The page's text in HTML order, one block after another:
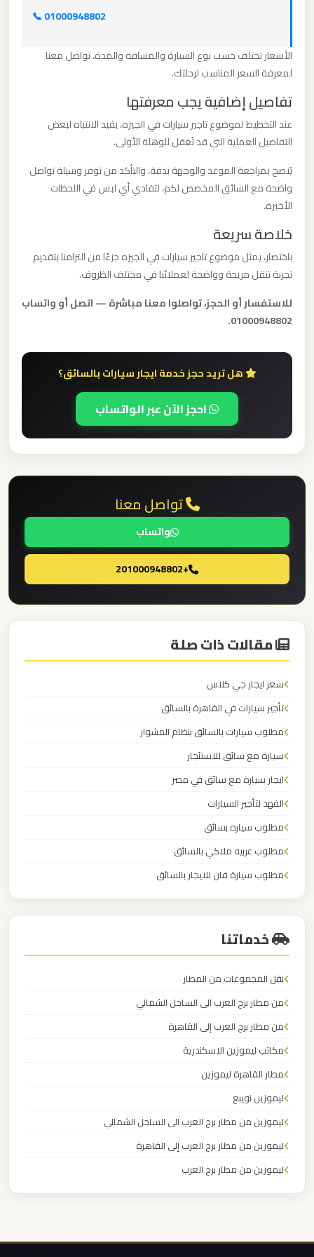
📞 01000948802
الأسعار تختلف حسب نوع السيارة والمسافة والمدة، تواصل معنا
لمعرفة السعر المناسب لرحلتك.
تفاصيل إضافية يجب معرفتها
عند التخطيط لموضوع تاجير سيارات في الجيزه، يفيد الانتباه لبعض
التفاصيل العملية التي قد تُغفل للوهلة الأولى.
يُنصح بمراجعة الموعد والوجهة بدقة، والتأكد من توفر وسيلة تواصل
واضحة مع السائق المخصص لكم، لتفادي أي لبس في اللحظات
الأخيرة.
خلاصة سريعة
باختصار، يمثل موضوع تاجير سيارات في الجيزه جزءًا من التزامنا بتقديم
تجربة تنقل مريحة وواضحة لعملائنا في مختلف الظروف.
للاستفسار أو الحجز، تواصلوا معنا مباشرة — اتصل أو واتساب
01000948802.
هل تريد حجز خدمة ايجار سيارات بالسائق؟
احجز الآن عبر الواتساب
تواصل معنا
واتساب
+201000948802
مقالات ذات صلة
سعر ايجار جي كلاس
تأجير سيارات في القاهرة بالسائق
مطلوب سيارات بالسائق بنظام المشوار
سيارة مع سائق للاستئجار
ايجار سيارة مع سائق في مصر
الفهد لتأجير السيارات
مطلوب سياره بسائق
مطلوب عربيه ملاكي بالسائق
مطلوب سيارة فان للايجار بالسائق
الكابتن لايجار السيارات
خدماتنا
نقل المجموعات من المطار
من مطار برج العرب الى الساحل الشمالي
من مطار برج العرب إلى القاهرة
مكاتب ليموزين الاسكندرية
مطار القاهرة ليموزين
ليموزين نويبع
ليموزين من مطار برج العرب الى الساحل الشمالي
ليموزين من مطار برج العرب إلى القاهرة
ليموزين من مطار برج العرب
ليموزين من مطار القاهرة
ليموزين من القاهرة الى مطار برج العرب
بالسائق
ليموزين
مرسيدس
ليموزين
مرسي
مطروح
ليموزين
مرسي
ليموزين
مدينتي
مدينة
نصر
ليموزين
ليموزين
ليموزين
للزفاف
والمناسبات
ليموزين
الشيخ
فيصل
ليموزين
ليموزين
طابا
ليموزين
الشيخ
ليموزين
سانت
كاترين
ليموزين
الاعمال
ليموزين